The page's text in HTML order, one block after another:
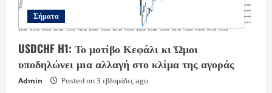
Σήματα
USDCHF H1: Το μοτίβο Κεφάλι κι Ώμοι
υποδηλώνει μια αλλαγή στο κλίμα της αγοράς
Admin Posted on 3 εβδομάδες ago